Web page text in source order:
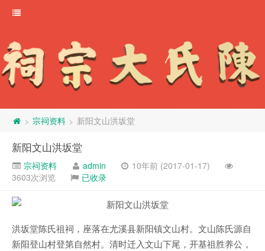
> 宗祠资料 > 新阳文山洪坂堂
新阳文山洪坂堂
宗祠资料 admin
10年前 (2017-01-17)
3603次浏览
已收录
洪坂堂陈氏祖祠，座落在尤溪县新阳镇文山村。文山陈氏源自
新阳登山村登第自然村。清时迁入文山下尾，开基祖胜养公，